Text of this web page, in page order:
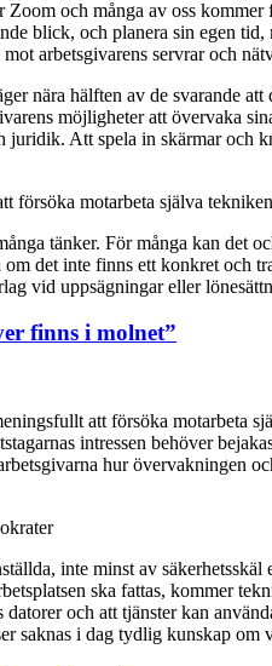
och många av oss
blick, och planera sin egen
arbetsgivarens servrar och
nära hälften av de svarande
möjligheter att övervaka
Att spela in skärmar och
försöka motarbeta själva
tänker. För många kan
det inte finns ett konkret
vid uppsägningar eller
finns i molnet”
att försöka
intressen behöver
hur övervakningen
inte minst av
ska fattas, kommer
och att tjänster kan
saknas i dag tydlig kunskap